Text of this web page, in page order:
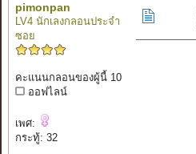
pimonpan
LV4 นักเลงกลอนประจำ
ซอย
คะแนนกลอนของผู้นี้ 10
ออฟไลน์
เพศ:
กระทู้: 32